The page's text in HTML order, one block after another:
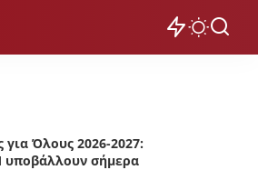
για Όλους 2026-2027:
σήμερα